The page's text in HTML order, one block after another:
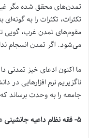
تمدن‌های محقق شده مگر
تکثرات، تکثرات را به
مقوم‌های تمدن غرب، گویی
می‌شود. اگر تمدن انسجام
ما اکنون ادعای خیز تمدنی
ناگزیریم نرم افزارهایی در
جامعه را به وحدت برساند
۵- فقه نظام داعیه جانشینی علوم انسانی را دارد؟